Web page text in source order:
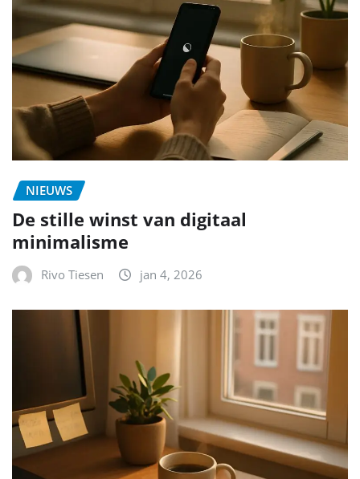
NIEUWS
De stille winst van digitaal
minimalisme
Rivo Tiesen jan 4, 2026